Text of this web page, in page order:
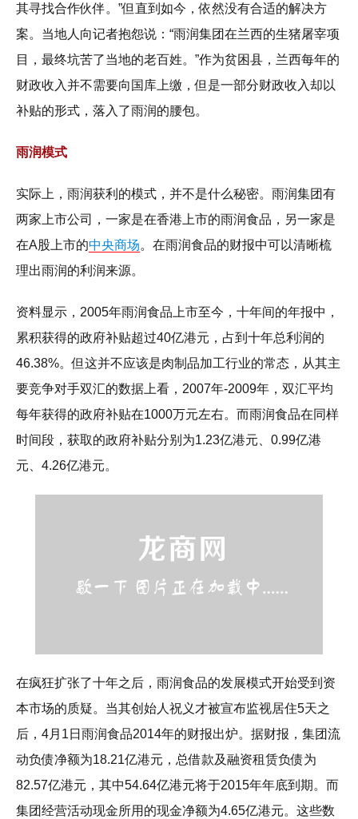
其寻找合作伙伴。”但直到如今，依然没有合适的解决方
案。当地人向记者抱怨说：“雨润集团在兰西的生猪屠宰项
目，最终坑苦了当地的老百姓。”作为贫困县，兰西每年的
财政收入并不需要向国库上缴，但是一部分财政收入却以
补贴的形式，落入了雨润的腰包。
雨润模式
实际上，雨润获利的模式，并不是什么秘密。雨润集团有
两家上市公司，一家是在香港上市的雨润食品，另一家是
在A股上市的中央商场。在雨润食品的财报中可以清晰梳
理出雨润的利润来源。
资料显示，2005年雨润食品上市至今，十年间的年报中，
累积获得的政府补贴超过40亿港元，占到十年总利润的
46.38%。但这并不应该是肉制品加工行业的常态，从其主
要竞争对手双汇的数据上看，2007年-2009年，双汇平均
每年获得的政府补贴在1000万元左右。而雨润食品在同样
时间段，获取的政府补贴分别为1.23亿港元、0.99亿港
元、4.26亿港元。
在疯狂扩张了十年之后，雨润食品的发展模式开始受到资
本市场的质疑。当其创始人祝义才被宣布监视居住5天之
后，4月1日雨润食品2014年的财报出炉。据财报，集团流
动负债净额为18.21亿港元，总借款及融资租赁负债为
82.57亿港元，其中54.64亿港元将于2015年年底到期。而
集团经营活动现金所用的现金净额为4.65亿港元。这些数